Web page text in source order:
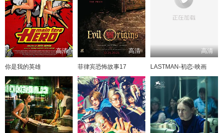
高清
你是我的英雄
高清
菲律宾恐怖故事17
高清
LASTMAN-初恋-映画